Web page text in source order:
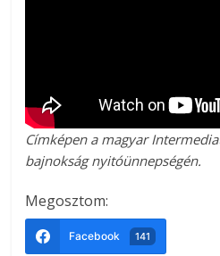
Címképen a magyar
bajnokság nyitóünnepségén.
Megosztom:
Facebook 141